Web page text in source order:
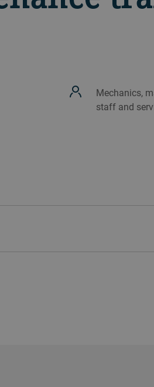
Mechanics,
staff and